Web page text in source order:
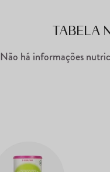
Tabela
Não há informações